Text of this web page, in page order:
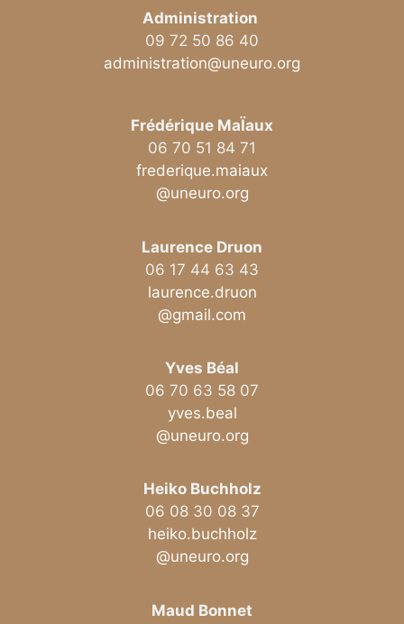
Administration
09 72 50 86 40
administration@uneuro.org
Frédérique MaÏaux
06 70 51 84 71
frederique.maiaux
@uneuro.org
Laurence Druon
06 17 44 63 43
laurence.druon
@gmail.com
Yves Béal
06 70 63 58 07
yves.beal
@uneuro.org
Heiko Buchholz
06 08 30 08 37
heiko.buchholz
@uneuro.org
Maud Bonnet